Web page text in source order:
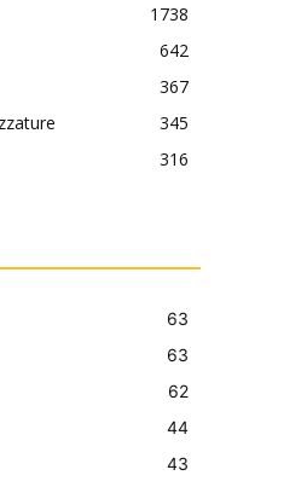
1738
642
367
345
316
63
63
62
44
43